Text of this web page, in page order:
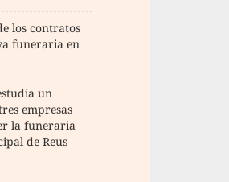
los contratos
funeraria en
un
empresas
la funeraria
de Reus